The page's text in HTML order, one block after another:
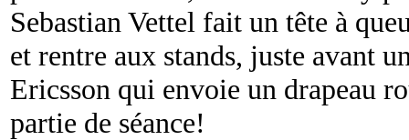
Sebastian Vettel fait un tête à
et rentre aux stands, juste avant
Ericsson qui envoie un drapeau
partie de séance!